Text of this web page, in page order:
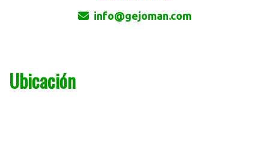
info
gejoman.com
Ubicación